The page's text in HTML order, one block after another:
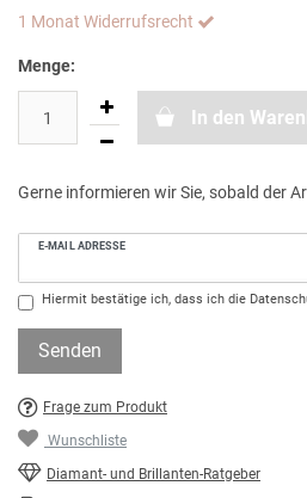
1 Monat Widerrufsrecht
Menge:
In den
Gerne informieren wir Sie, sobald der
E-MAIL ADRESSE
Hiermit bestätige ich, dass ich die
Senden
Frage zum Produkt
Wunschliste
Diamant- und Brillanten-Ratgeber